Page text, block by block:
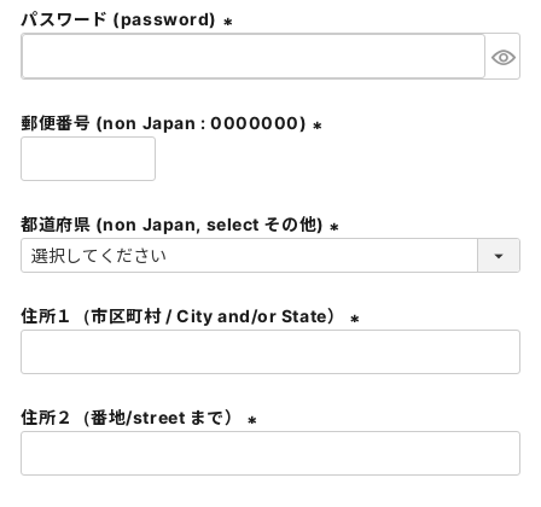
)
パスワード (password)
必
須
郵便番号 (non Japan : 0000000)
須
)
都道府県 (non Japan, select その他)
須
住所１（市区町村 / City and/or State）
必
)
住所２（番地/street まで）
必